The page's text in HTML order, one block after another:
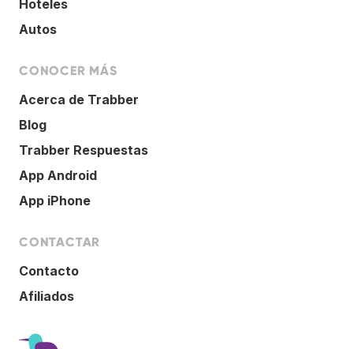
Hoteles
Autos
CONOCER MÁS
Acerca de Trabber
Blog
Trabber Respuestas
App Android
App iPhone
CONTACTAR
Contacto
Afiliados